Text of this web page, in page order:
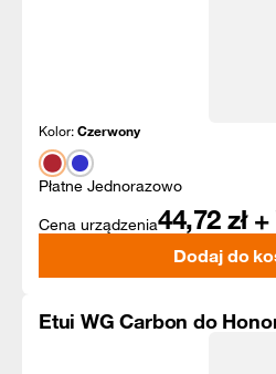
Kolor:Czerwony
Płatne Jednorazowo
Cena urządzenia44,72 zł
Dodaj do
Etui WG Carbon do